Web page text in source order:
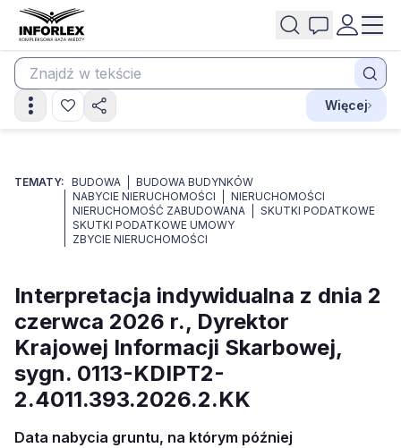
Więcej
TEMATY: BUDOWA
BUDOWA BUDYNKÓW
NABYCIE NIERUCHOMOŚCI
NIERUCHOMOŚCI
NIERUCHOMOŚĆ ZABUDOWANA
SKUTKI PODATKOWE
SKUTKI PODATKOWE UMOWY
ZBYCIE NIERUCHOMOŚCI
Interpretacja indywidualna z dnia 2
czerwca 2026 r., Dyrektor
Krajowej Informacji Skarbowej,
sygn. 0113-KDIPT2-
2.4011.393.2026.2.KK
Data nabycia gruntu, na którym później